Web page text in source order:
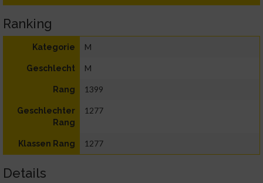
Ranking
Kategorie M
Geschlecht M
Rang 1399
Geschlechter
Rang
1277
Klassen Rang 1277
Details